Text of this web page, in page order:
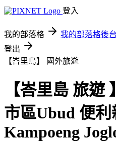
登入
我的部落格 我的部落格後台
登出
【峇里島】
國外旅遊
【峇里島 旅遊
市區Ubud 便
Kampoeng